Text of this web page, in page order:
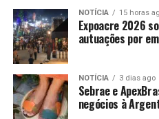
NOTÍCIA 15 horas
Expoacre 2026
autuações por
NOTÍCIA 3 dias ago
Sebrae e
negócios à